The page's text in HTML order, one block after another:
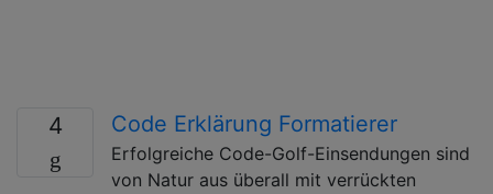
4 Code Erklärung Formatierer
Erfolgreiche Code-Golf-Einsendungen sind
von Natur aus überall mit verrückten